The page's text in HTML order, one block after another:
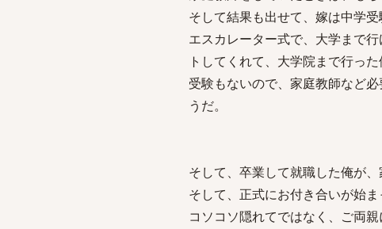
そして結果も出せて、嫁は中学受
エスカレーター式で、大学まで
トしてくれて、大学院まで行っ
受験もないので、家庭教師など
うだ。
そして、卒業して就職した俺が
そして、正式にお付き合いが始ま
コソコソ隠れてではなく、ご両